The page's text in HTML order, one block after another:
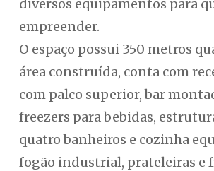
diversos equipamentos para
empreender.
O espaço possui 350 metros
área construída, conta com
com palco superior, bar
freezers para bebidas,
quatro banheiros e cozinha
fogão industrial, prateleiras e